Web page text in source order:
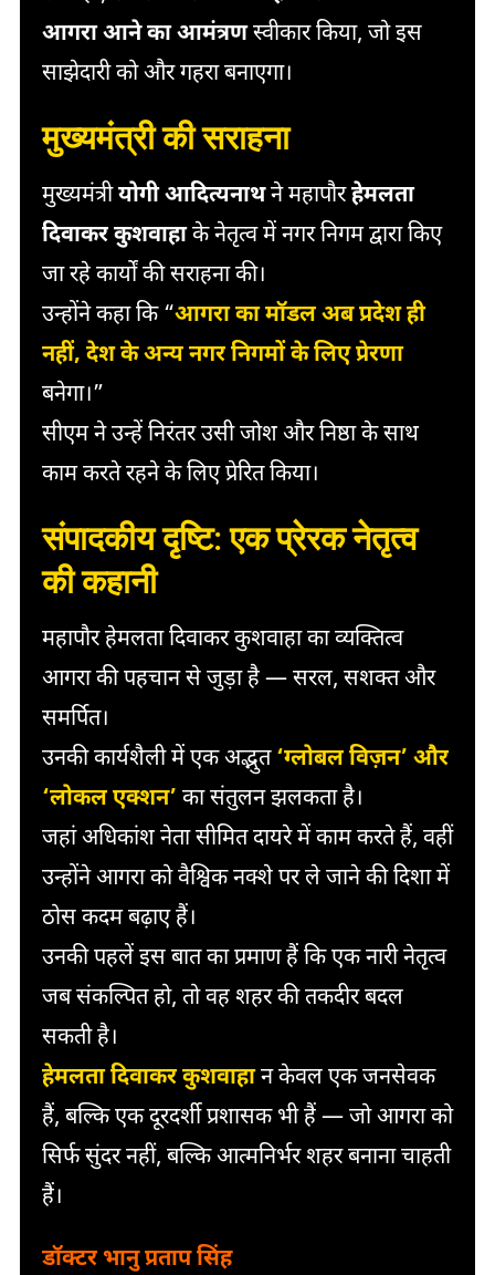
आगरा आने का आमंत्रणस्वीकार किया, जो इस
साझेदारी को और गहरा बनाएगा।
मुख्यमंत्री की सराहना
मुख्यमंत्रीयोगी आदित्यनाथने महापौरहेमलता
दिवाकर कुशवाहाके नेतृत्व में नगर निगम द्वारा किए
जा रहे कार्यों की सराहना की।
उन्होंने कहा कि “आगरा का मॉडल अब प्रदेश ही
नहीं, देश के अन्य नगर निगमों के लिए प्रेरणा
बनेगा।”
सीएम ने उन्हें निरंतर उसी जोश और निष्ठा के साथ
काम करते रहने के लिए प्रेरित किया।
संपादकीय दृष्टि: एक प्रेरक नेतृत्व
की कहानी
महापौर हेमलता दिवाकर कुशवाहा का व्यक्तित्व
आगरा की पहचान से जुड़ा है — सरल, सशक्त और
समर्पित।
उनकी कार्यशैली में एक अद्भुत‘ग्लोबल विज़न’ और
‘लोकल एक्शन’ का संतुलन झलकता है।
जहां अधिकांश नेता सीमित दायरे में काम करते हैं, वहीं
उन्होंने आगरा को वैश्विक नक्शे पर ले जाने की दिशा में
ठोस कदम बढ़ाए हैं।
उनकी पहलें इस बात का प्रमाण हैं कि एक नारी नेतृत्व
जब संकल्पित हो, तो वह शहर की तकदीर बदल
सकती है।
हेमलता दिवाकर कुशवाहान केवल एक जनसेवक
हैं, बल्कि एक दूरदर्शी प्रशासक भी हैं — जो आगरा को
सिर्फ सुंदर नहीं, बल्कि आत्मनिर्भर शहर बनाना चाहती
हैं।
डॉक्टर भानु प्रताप सिंह